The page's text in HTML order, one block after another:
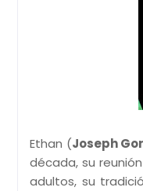
Ethan (Joseph
década, su
adultos, su